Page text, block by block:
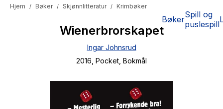
BøkerSpill og
puslespill
Populære søk
Fury Bound - Sable Sorensen
Elizabeth Strout
Hjem / Bøker / Skjønnlitteratur / Krimbøker
Wienerbrorskapet
Ingar Johnsrud
2016 , Pocket , Bokmål